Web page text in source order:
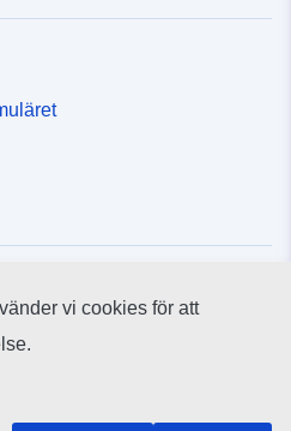
vi cookies för att